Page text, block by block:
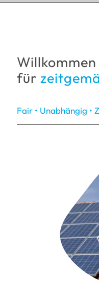
für
Fair • Unabhängig •